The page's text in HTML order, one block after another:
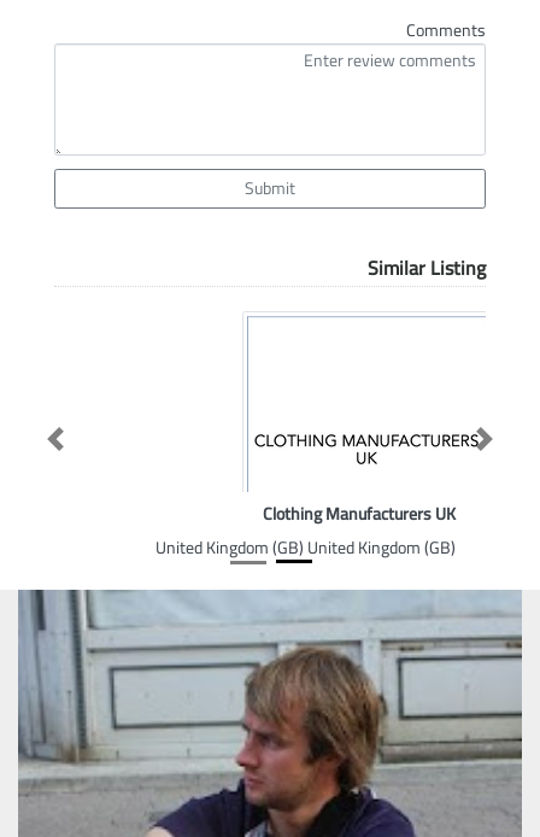
Comments
Submit
Similar Listing
Clothing Manufacturers UK
United Kingdom (GB) United Kingdom (GB)
Previous Next